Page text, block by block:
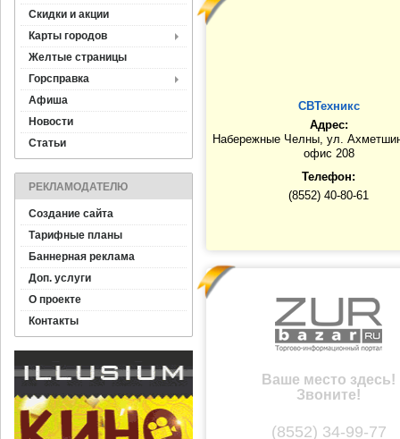
Скидки и акции
Карты городов
Желтые страницы
Горсправка
Афиша
Новости
Статьи
РЕКЛАМОДАТЕЛЮ
Создание сайта
Тарифные планы
Баннерная реклама
Доп. услуги
О проекте
Контакты
СВТехникс
Адрес:
Набережные Челны, ул.
офис 208
Телефон:
(8552) 40-80-61
Ваше место здесь!
Звоните!
(8552) 34-99-77